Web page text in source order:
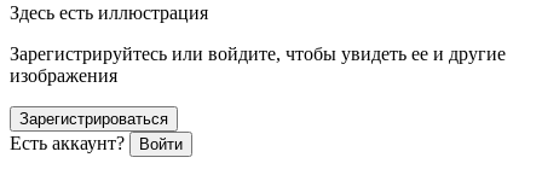
Здесь есть иллюстрация
Зарегистрируйтесь или войдите, чтобы увидеть ее и другие
изображения
Зарегистрироваться
Есть аккаунт? Войти